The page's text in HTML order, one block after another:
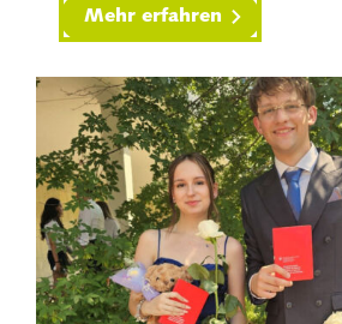
Mehr erfahren